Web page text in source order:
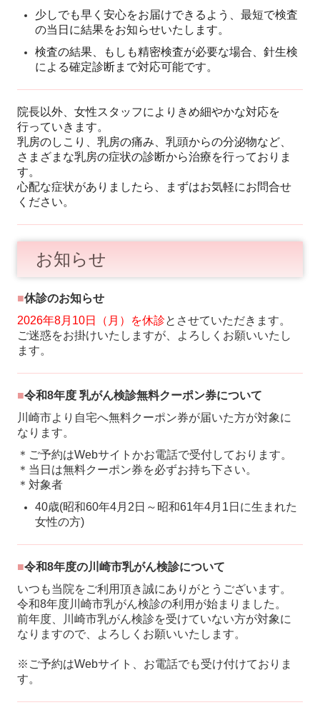
少しでも早く安心をお届けできるよう、最短で検査
の当日に結果をお知らせいたします。
検査の結果、もしも精密検査が必要な場合、針生検
による確定診断まで対応可能です。
院長以外、女性スタッフによりきめ細やかな対応を
行っていきます。
乳房のしこり、乳房の痛み、乳頭からの分泌物など、
さまざまな乳房の症状の診断から治療を行っておりま
す。
心配な症状がありましたら、まずはお気軽にお問合せ
ください。
お知らせ
■休診のお知らせ
2026年8月10日（月）を休診とさせていただきます。
ご迷惑をお掛けいたしますが、よろしくお願いいたし
ます。
■令和8年度 乳がん検診無料クーポン券について
川崎市より自宅へ無料クーポン券が届いた方が対象に
なります。
＊ご予約はWebサイトかお電話で受付しております。
＊当日は無料クーポン券を必ずお持ち下さい。
＊対象者
40歳(昭和60年4月2日～昭和61年4月1日に生まれた
女性の方)
■令和8年度の川崎市乳がん検診について
いつも当院をご利用頂き誠にありがとうございます。
令和8年度川崎市乳がん検診の利用が始まりました。
前年度、川崎市乳がん検診を受けていない方が対象に
なりますので、よろしくお願いいたします。
※ご予約はWebサイト、お電話でも受け付けておりま
す。